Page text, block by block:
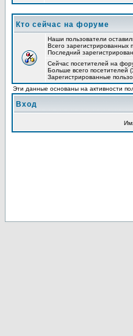
Кто сейчас на форуме
Наши пользователи
Всего зарегистрированных
Последний
Сейчас посетителей на
Больше всего посетителей (
Зарегистрированные
Эти данные основаны на активности
Вход